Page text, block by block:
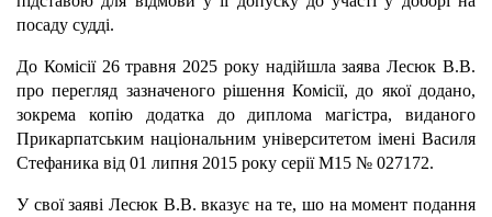
посаду судді.
До Комісії 26 травня 2025 року надійшла заява Лесюк В.В.
про перегляд зазначеного рішення Комісії, до якої додано,
зокрема копію додатка до диплома магістра, виданого
Прикарпатським національним університетом імені Василя
Стефаника від 01 липня 2015 року серії М15 № 027172.
У свої заяві Лесюк В.В. вказує на те, шо на момент подання